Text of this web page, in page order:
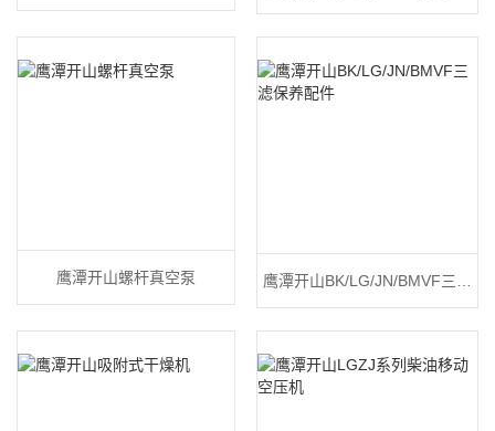
鹰潭开山螺杆真空泵 鹰潭开山BK/LG/JN/BMVF三滤
保养配件